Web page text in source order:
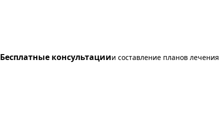
Бесплатные консультациии составление планов лечения